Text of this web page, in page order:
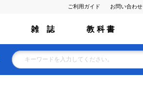
ご利用ガイド お問い合わせ
雑 誌 教 科 書